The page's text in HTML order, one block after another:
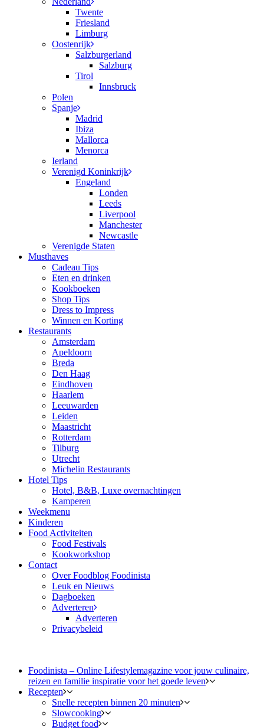
Twente
Friesland
Limburg
Oostenrijk
Salzburgerland
Salzburg
Tirol
Innsbruck
Polen
Spanje
Madrid
Ibiza
Mallorca
Menorca
Ierland
Verenigd Koninkrijk
Engeland
Londen
Leeds
Liverpool
Manchester
Newcastle
Verenigde Staten
Musthaves
Cadeau Tips
Eten en drinken
Kookboeken
Shop Tips
Dress to Impress
Winnen en Korting
Restaurants
Amsterdam
Apeldoorn
Breda
Den Haag
Eindhoven
Haarlem
Leeuwarden
Leiden
Maastricht
Rotterdam
Tilburg
Utrecht
Michelin Restaurants
Hotel Tips
Hotel, B&B, Luxe overnachtingen
Kamperen
Weekmenu
Kinderen
Food Activiteiten
Food Festivals
Kookworkshop
Contact
Over Foodblog Foodinista
Leuk en Nieuws
Dagboeken
Adverteren
Adverteren
Privacybeleid
Foodinista – Online Lifestylemagazine voor jouw culinaire,
reizen en familie inspiratie voor het goede leven
Recepten
Snelle recepten binnen 20 minuten
Slowcooking
Budget food